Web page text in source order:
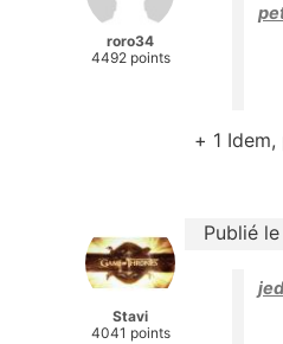
roro34
4492 points
+ 1
Stavi
4041 points
Publié